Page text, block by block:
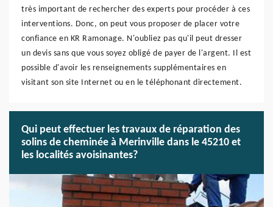
très important de rechercher des experts pour procéder à ces
interventions. Donc, on peut vous proposer de placer votre
confiance en KR Ramonage. N'oubliez pas qu'il peut dresser
un devis sans que vous soyez obligé de payer de l'argent. Il est
possible d'avoir les renseignements supplémentaires en
visitant son site Internet ou en le téléphonant directement.
Qui peut effectuer les travaux de réparation des
solins de cheminée à Merinville dans le 45210 et
les localités avoisinantes?